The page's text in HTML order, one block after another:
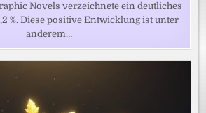
Novels verzeichnete ein deutliches
%. Diese positive Entwicklung ist unter
anderem…